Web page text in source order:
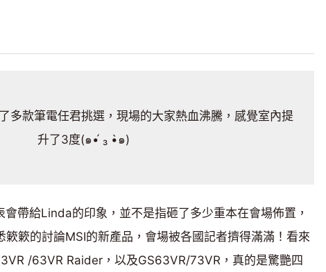
多款筆電任君挑選，現場的大家熱血沸騰，感覺室內提
升了3度(๑•́ ₃ •̀๑)
帶給Linda的印象，並不是指砸了多少重本在會場佈置，
簌簌的討論MSI的新產品，會場被各國記者擠得滿滿！看來
/63VR Raider，以及GS63VR/73VR，真的是驚艷四